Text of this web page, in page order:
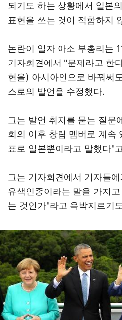
되기도 하는 상황에서 일본
표현을 쓰는 것이 적합하지
논란이 일자 아소 부총리는
기자회견에서 "문제라고 한
현을) 아시아인으로 바꿔써
스로의 발언을 수정했다.
그는 발언 취지를 묻는 질문
회의 이후 창립 멤버로 계속
표로 일본뿐이라고 말했다"
그는 기자회견에서 기자들
유색인종이라는 말을 가지
는 것인가"라고 윽박지르기